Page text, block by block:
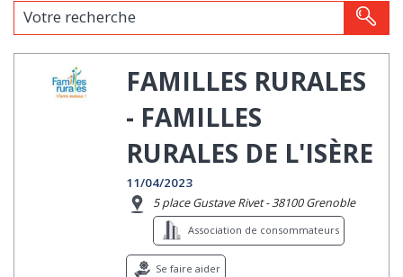
Votre recherche
FAMILLES RURALES
- FAMILLES
RURALES DE L'ISÈRE
11/04/2023
5 place Gustave Rivet - 38100 Grenoble
Association de consommateurs
Se faire aider